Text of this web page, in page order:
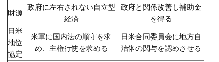
財源
政府に左右されない自立型
経済
政府と関係改善し補助金
を得る
日米
地位
協定
米軍に国内法の順守を求
め、主権行使を求める
日米合同委員会に地方自
治体の関与を認めさせる